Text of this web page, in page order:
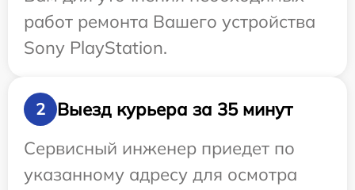
работ ремонта Вашего устройства
Sony PlayStation.
2
Выезд курьера за 35 минут
Сервисный инженер приедет по
указанному адресу для осмотра